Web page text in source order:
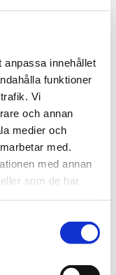
anpassa innehållet
funktioner
Vi
och annan
medier och
med.
med annan
som de har